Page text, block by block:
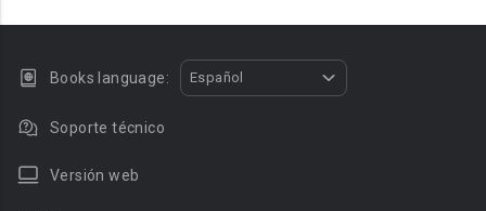
Books language: Español
Soporte técnico
Versión web